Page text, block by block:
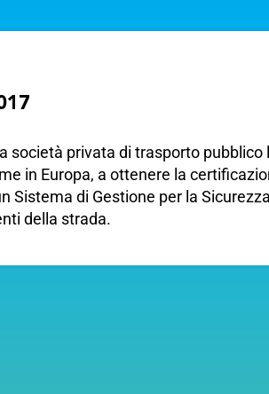
società privata di trasporto pubblico
in Europa, a ottenere la
Sistema di Gestione per la
della strada.